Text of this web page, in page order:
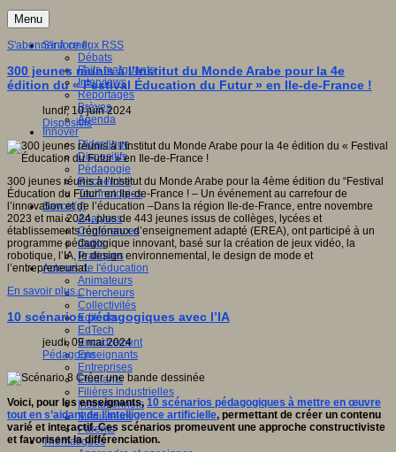
Menu
S'informer
Débats
Faits marquants
Interviews
Reportages
Brèves
Agenda
Innover
Didactique
Dispositifs
Pédagogie
Recherche
Technologies
Savoir(s)
Analyses
Conférences
Outils
Pratiques
Acteurs de l'éducation
Animateurs
Chercheurs
Collectivités
Editeurs
EdTech
Encadrement
Enseignants
Entreprises
Etudiants
Filières industrielles
Institutionnels
Médiateurs
Parents
Thématiques
S'abonner à ce flux RSS
300 jeunes réunis à l’Institut du Monde Arabe pour la 4e
édition du « Festival Éducation du Futur » en Ile-de-France !
lundi, 10 juin 2024
Dispositifs
300 jeunes réunis à l’Institut du Monde Arabe pour la 4ème édition du “Festival
Éducation du Futur” en Ile-de-France ! – Un événement au carrefour de
l’innovation et de l’éducation –Dans la région Ile-de-France, entre novembre
2023 et mai 2024, plus de 443 jeunes issus de collèges, lycées et
établissements régionaux d’enseignement adapté (EREA), ont participé à un
programme pédagogique innovant, basé sur la création de jeux vidéo, la
robotique, l’IA, le design environnemental, le design de mode et
l’entrepreneuriat.
En savoir plus...
10 scénarios pédagogiques avec l’IA
jeudi, 09 mai 2024
Pédagogie
Voici, pour les enseignants, 10 scénarios pédagogiques à mettre en œuvre
tout en s’aidant de l’intelligence artificielle, permettant de créer un contenu
varié et interactif. Ces scénarios promeuvent une approche constructiviste
et favorisent la différenciation.